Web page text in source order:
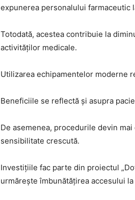
expunerea personalului farmaceutic
Totodată, acestea contribuie la
activităților medicale.
Utilizarea echipamentelor moderne
Beneficiile se reflectă și asupra
De asemenea, procedurile devin
sensibilitate crescută.
Investițiile fac parte din proiectul
urmărește îmbunătățirea accesului